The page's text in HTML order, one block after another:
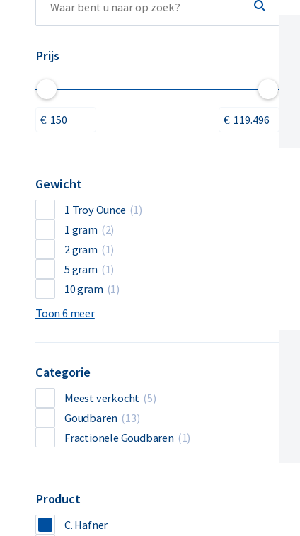
Prijs
Gewicht
1 Troy Ounce (1)
1 gram (2)
2 gram (1)
5 gram (1)
10 gram (1)
Toon 6 meer
Categorie
Meest verkocht (5)
Goudbaren (13)
Fractionele Goudbaren (1)
Product
C. Hafner